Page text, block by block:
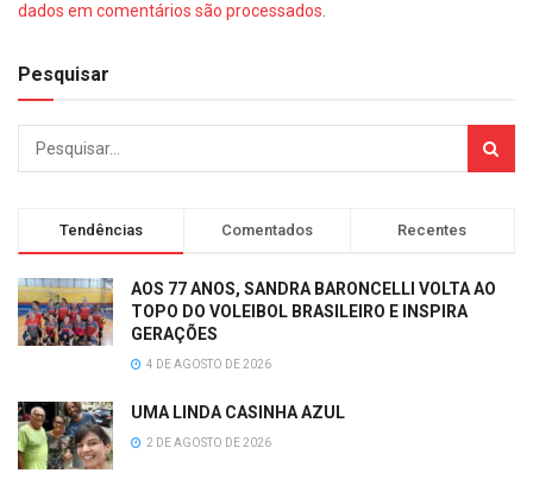
dados em comentários são processados
Pesquisar
Tendências Comentados Recentes
AOS 77 ANOS, SANDRA BARONCELLI VOLTA AO
TOPO DO VOLEIBOL BRASILEIRO E INSPIRA
GERAÇÕES
4 DE AGOSTO DE 2026
UMA LINDA CASINHA AZUL
2 DE AGOSTO DE 2026